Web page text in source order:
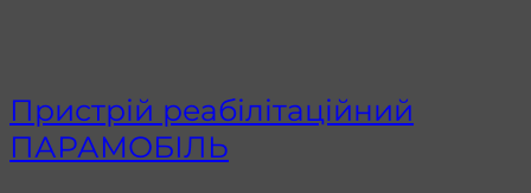
Пристрій реабілітаційний
ПАРАМОБІЛЬ